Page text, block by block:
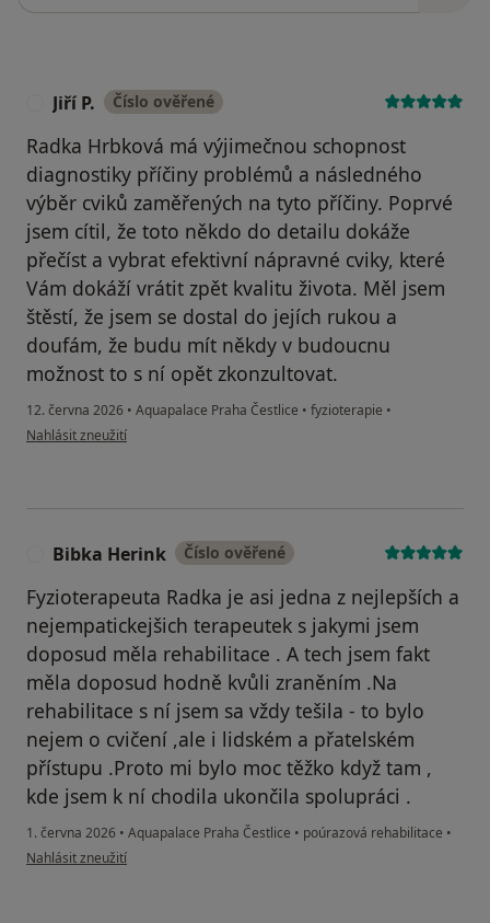
Jiří P. Číslo ověřené
Radka Hrbková má výjimečnou schopnost
diagnostiky příčiny problémů a následného
výběr cviků zaměřených na tyto příčiny. Poprvé
jsem cítil, že toto někdo do detailu dokáže
přečíst a vybrat efektivní nápravné cviky, které
Vám dokáží vrátit zpět kvalitu života. Měl jsem
štěstí, že jsem se dostal do jejích rukou a
doufám, že budu mít někdy v budoucnu
možnost to s ní opět zkonzultovat.
12. června 2026 • Aquapalace Praha Čestlice • fyzioterapie •
podle názoru uživatele Jiří P.
Nahlásit zneužití
Bibka Herink Číslo ověřené
Fyzioterapeuta Radka je asi jedna z nejlepších a
nejempatickejšich terapeutek s jakymi jsem
doposud měla rehabilitace . A tech jsem fakt
měla doposud hodně kvůli zraněním .Na
rehabilitace s ní jsem sa vždy tešila - to bylo
nejem o cvičení ,ale i lidském a přatelském
přístupu .Proto mi bylo moc těžko když tam ,
kde jsem k ní chodila ukončila spolupráci .
1. června 2026 • Aquapalace Praha Čestlice • poúrazová rehabilitace •
podle názoru uživatele Bibka Herink
Nahlásit zneužití